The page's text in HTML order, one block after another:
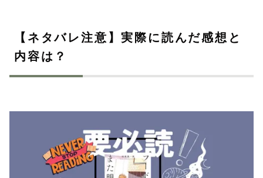
【ネタバレ注意】実際に読んだ感想と
内容は？